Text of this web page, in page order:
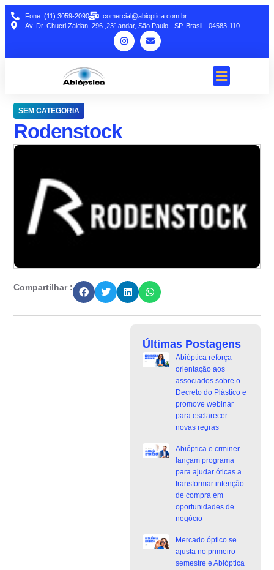
Fone: (11) 3059-2090
comercial@abioptica.com.br
Av. Dr. Chucri Zaidan, 296 ,23º andar, São Paulo - SP, Brasil - 04583-110
SEM CATEGORIA
Rodenstock
Compartilhar :
Últimas Postagens
Abióptica reforça
orientação aos
associados sobre o
Decreto do Plástico e
promove webinar
para esclarecer
novas regras
Abióptica e crminer
lançam programa
para ajudar óticas a
transformar intenção
de compra em
oportunidades de
negócio
Mercado óptico se
ajusta no primeiro
semestre e Abióptica